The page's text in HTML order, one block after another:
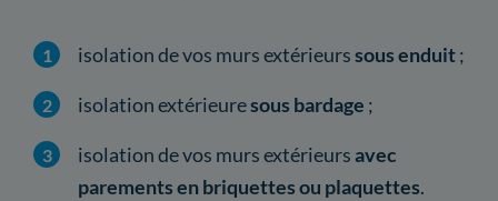
isolation de vos murs extérieurssous enduit;
isolation extérieuresous bardage ;
isolation de vos murs extérieursavec
parements en briquettes ou plaquettes.